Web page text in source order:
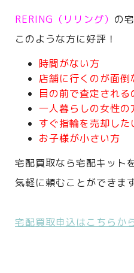
RERING（リリング） の
このような方に好評！
時間がない方
店舗に行くのが面倒
目の前で査定され
一人暮らしの女性の
すぐ指輪を売却した
お子様が小さい方
宅配買取なら宅配キット
気軽に頼むことができます
宅配買取申込はこちらか